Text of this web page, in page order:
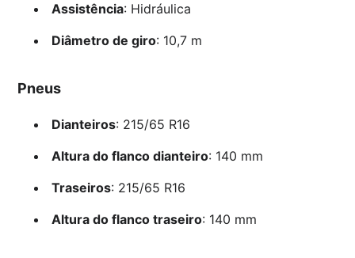
Assistência: Hidráulica
Diâmetro de giro: 10,7 m
Pneus
Dianteiros: 215/65 R16
Altura do flanco dianteiro: 140 mm
Traseiros: 215/65 R16
Altura do flanco traseiro: 140 mm